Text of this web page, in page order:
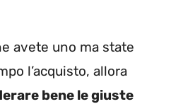
avete uno ma state
l’acquisto, allora
bene le giuste